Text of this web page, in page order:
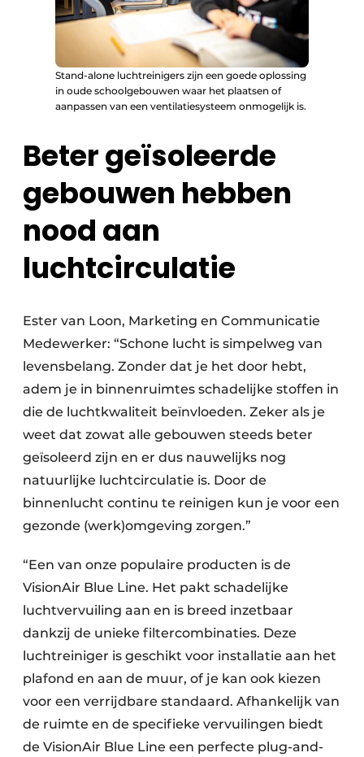
Stand-alone luchtreinigers zijn een goede oplossing
in oude schoolgebouwen waar het plaatsen of
aanpassen van een ventilatiesysteem onmogelijk is.
Beter geïsoleerde
gebouwen hebben
nood aan
luchtcirculatie
Ester van Loon, Marketing en Communicatie
Medewerker: “Schone lucht is simpelweg van
levensbelang. Zonder dat je het door hebt,
adem je in binnenruimtes schadelijke stoffen in
die de luchtkwaliteit beïnvloeden. Zeker als je
weet dat zowat alle gebouwen steeds beter
geïsoleerd zijn en er dus nauwelijks nog
natuurlijke luchtcirculatie is. Door de
binnenlucht continu te reinigen kun je voor een
gezonde (werk)omgeving zorgen.”
“Een van onze populaire producten is de
VisionAir Blue Line. Het pakt schadelijke
luchtvervuiling aan en is breed inzetbaar
dankzij de unieke filtercombinaties. Deze
luchtreiniger is geschikt voor installatie aan het
plafond en aan de muur, of je kan ook kiezen
voor een verrijdbare standaard. Afhankelijk van
de ruimte en de specifieke vervuilingen biedt
de VisionAir Blue Line een perfecte plug-and-